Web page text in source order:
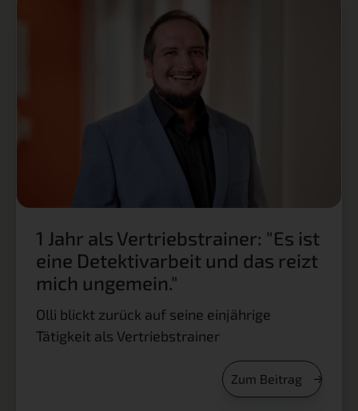
1 Jahr als Vertriebstrainer: "Es ist
eine Detektivarbeit und das reizt
mich ungemein."
Olli blickt zurück auf seine einjährige
Tätigkeit als Vertriebstrainer
Zum Beitrag